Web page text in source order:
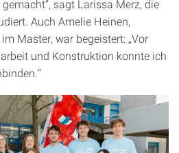
sagt Larissa Merz, die
Auch Amelie Heinen,
Master, war begeistert: „Vor
und Konstruktion konnte ich